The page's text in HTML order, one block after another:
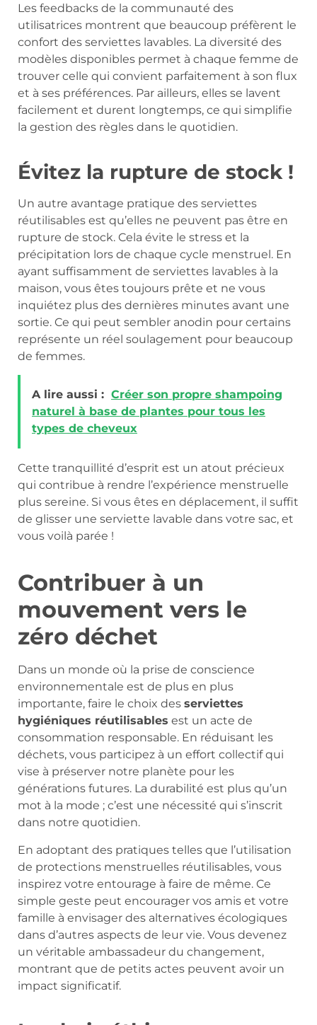
Les feedbacks de la communauté des
utilisatrices montrent que beaucoup préfèrent le
confort des serviettes lavables. La diversité des
modèles disponibles permet à chaque femme de
trouver celle qui convient parfaitement à son flux
et à ses préférences. Par ailleurs, elles se lavent
facilement et durent longtemps, ce qui simplifie
la gestion des règles dans le quotidien.
Évitez la rupture de stock !
Un autre avantage pratique des serviettes
réutilisables est qu’elles ne peuvent pas être en
rupture de stock. Cela évite le stress et la
précipitation lors de chaque cycle menstruel. En
ayant suffisamment de serviettes lavables à la
maison, vous êtes toujours prête et ne vous
inquiétez plus des dernières minutes avant une
sortie. Ce qui peut sembler anodin pour certains
représente un réel soulagement pour beaucoup
de femmes.
A lire aussi : Créer son propre shampoing
naturel à base de plantes pour tous les
types de cheveux
Cette tranquillité d’esprit est un atout précieux
qui contribue à rendre l’expérience menstruelle
plus sereine. Si vous êtes en déplacement, il suffit
de glisser une serviette lavable dans votre sac, et
vous voilà parée !
Contribuer à un
mouvement vers le
zéro déchet
Dans un monde où la prise de conscience
environnementale est de plus en plus
importante, faire le choix des serviettes
hygiéniques réutilisables est un acte de
consommation responsable. En réduisant les
déchets, vous participez à un effort collectif qui
vise à préserver notre planète pour les
générations futures. La durabilité est plus qu’un
mot à la mode ; c’est une nécessité qui s’inscrit
dans notre quotidien.
En adoptant des pratiques telles que l’utilisation
de protections menstruelles réutilisables, vous
inspirez votre entourage à faire de même. Ce
simple geste peut encourager vos amis et votre
famille à envisager des alternatives écologiques
dans d’autres aspects de leur vie. Vous devenez
un véritable ambassadeur du changement,
montrant que de petits actes peuvent avoir un
impact significatif.